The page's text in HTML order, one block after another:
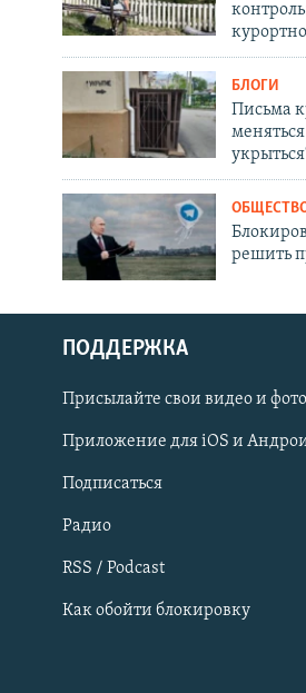
Українською
Qırımtatar
ПРИСОЕДИНЯЙТЕСЬ!
БЛОГИ
Письма
решить
ПОДДЕРЖКА
Присылайте свои видео и фото
Приложение для iOS и
Подписаться
Радио
RSS / Podcast
Как обойти блокировку